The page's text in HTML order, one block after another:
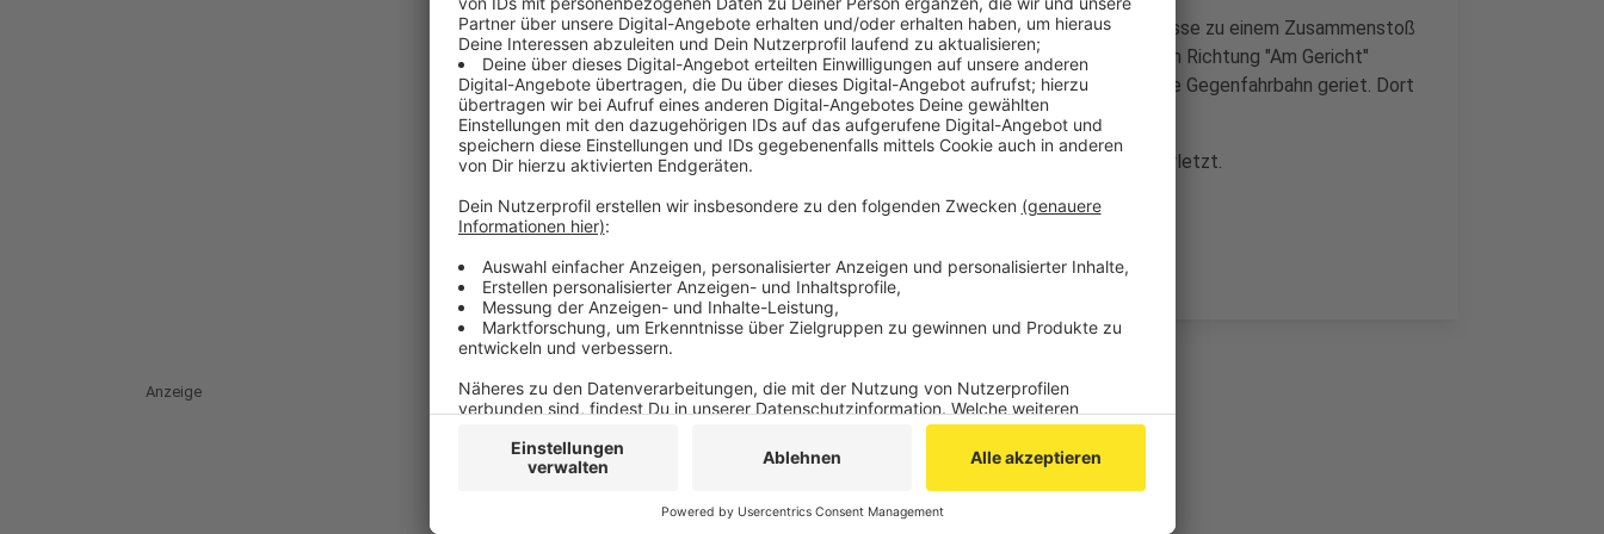
Nach bisherigen Erkenntnissen der Polizei kam es auf der Blumgasse zu einem Zusammenstoß
von zwei Fahrzeugen. Ein Mann war in seinem Wagen aus Konzen in Richtung "Am Gericht"
unterwegs, als er aus ungeklärter Ursache mit seinem Auto auf die Gegenfahrbahn geriet. Dort
kollidierte er mit einem entgegenkommenden Wagen.
Er selbst wurde leicht, die 73-Jährige im anderen Auto schwer verletzt.
Anzeige
Anzeige